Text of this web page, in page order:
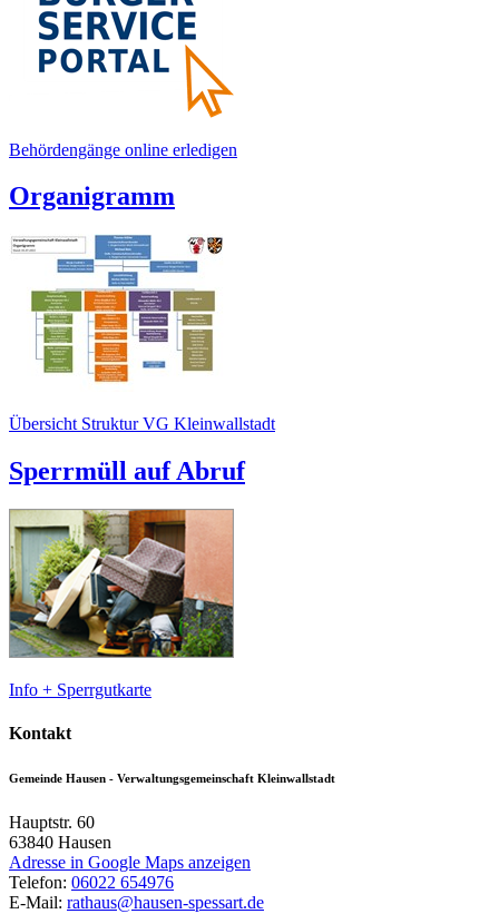
Behördengänge online erledigen
Organigramm
Übersicht Struktur VG Kleinwallstadt
Sperrmüll auf Abruf
Info + Sperrgutkarte
Kontakt
Gemeinde Hausen - Verwaltungsgemeinschaft Kleinwallstadt
Hauptstr. 60
63840 Hausen
Adresse in Google Maps anzeigen
Telefon: 06022 654976
E-Mail: rathaus@hausen-spessart.de